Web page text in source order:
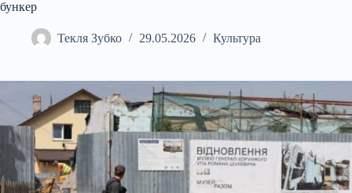
бункер
Текля Зубко 29.05.2026 Культура